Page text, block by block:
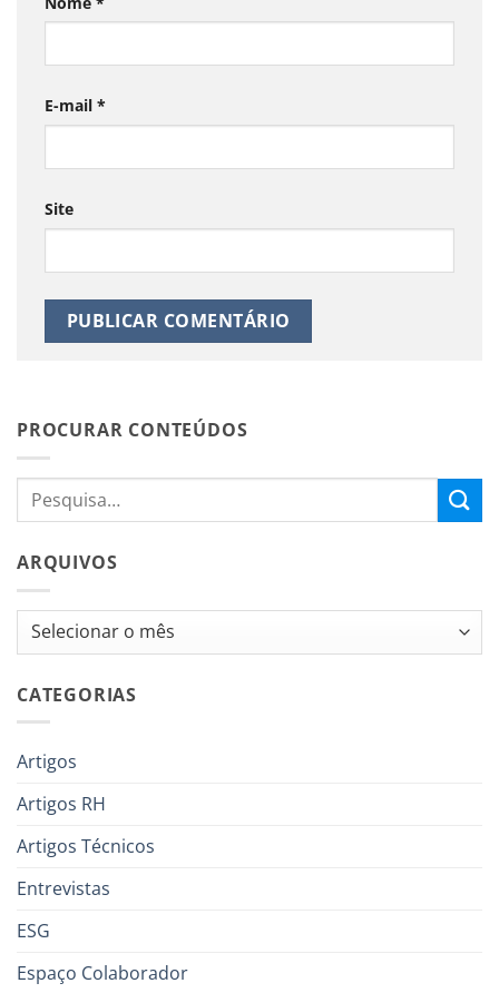
E-mail *
Site
PROCURAR CONTEÚDOS
ARQUIVOS
Arquivos
CATEGORIAS
Artigos
Artigos RH
Artigos Técnicos
Entrevistas
ESG
Espaço Colaborador